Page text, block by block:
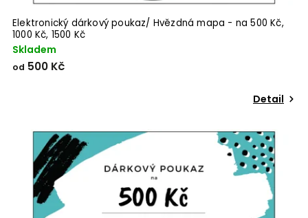
Elektronický dárkový poukaz/ Hvězdná mapa - na 500 Kč,
1000 Kč, 1500 Kč
Skladem
od 500 Kč
Detail